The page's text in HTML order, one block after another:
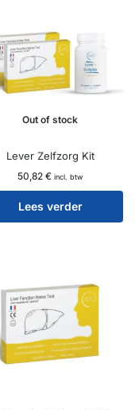
Out of stock
Lever Zelfzorg Kit
50,82 € incl. btw
Lees verder